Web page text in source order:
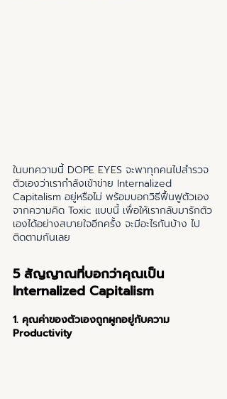
ในบทความนี้ DOPE EYES จะพาทุกคนไปสำรวจ
ตัวเองว่าเรากำลังเข้าข่าย Internalized
Capitalism อยู่หรือไม่ พร้อมบอกวิธีฟื้นฟูตัวเอง
จากความคิด Toxic แบบนี้ เพื่อให้เรากลับมารักตัว
เองได้อย่างสบายใจอีกครั้ง จะมีอะไรกันบ้าง ไป
ติดตามกันเลย
5 สัญญาณที่บอกว่าคุณเป็น
Internalized Capitalism
1. คุณค่าของตัวเองถูกผูกอยู่กับความ
Productivity